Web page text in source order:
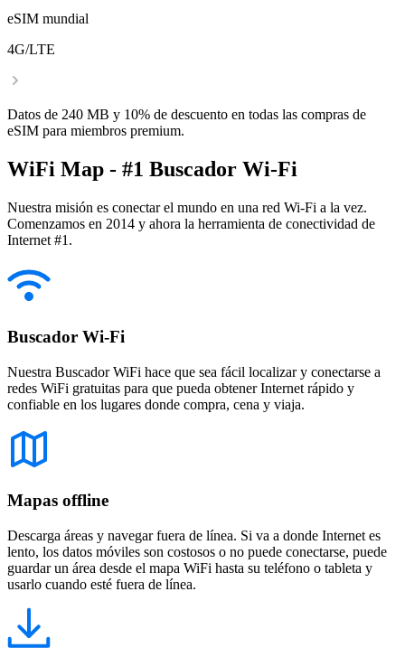
eSIM mundial
4G/LTE
Datos de 240 MB y 10% de descuento en todas las compras de
eSIM para miembros premium.
WiFi Map - #1 Buscador Wi-Fi
Nuestra misión es conectar el mundo en una red Wi-Fi a la vez.
Comenzamos en 2014 y ahora la herramienta de conectividad de
Internet #1.
Buscador Wi-Fi
Nuestra Buscador WiFi hace que sea fácil localizar y conectarse a
redes WiFi gratuitas para que pueda obtener Internet rápido y
confiable en los lugares donde compra, cena y viaja.
Mapas offline
Descarga áreas y navegar fuera de línea. Si va a donde Internet es
lento, los datos móviles son costosos o no puede conectarse, puede
guardar un área desde el mapa WiFi hasta su teléfono o tableta y
usarlo cuando esté fuera de línea.